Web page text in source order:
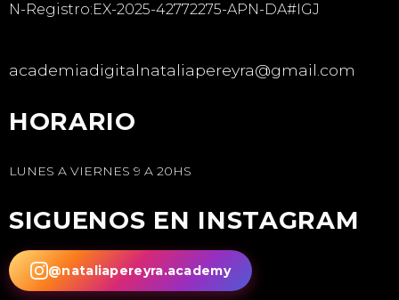
N-Registro:EX-2025-42772275-APN-DA#IGJ
academiadigitalnataliapereyra@gmail.com
HORARIO
LUNES A VIERNES 9 A 20HS
SIGUENOS EN INSTAGRAM
@nataliapereyra.academy